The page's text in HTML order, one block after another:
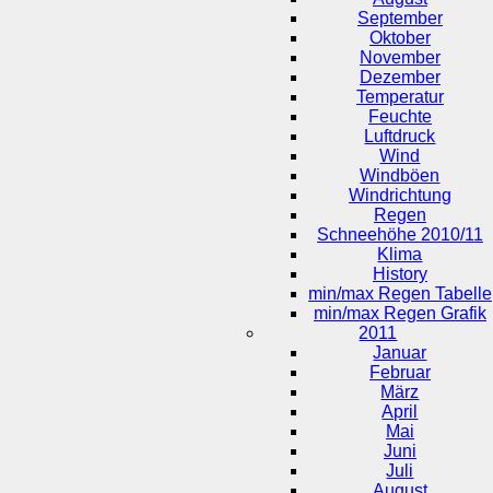
September
Oktober
November
Dezember
Temperatur
Feuchte
Luftdruck
Wind
Windböen
Windrichtung
Regen
Schneehöhe 2010/11
Klima
History
min/max Regen Tabelle
min/max Regen Grafik
2011
Januar
Februar
März
April
Mai
Juni
Juli